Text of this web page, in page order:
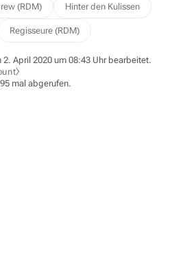
(RDM) Hinter den Kulissen
Regisseure (RDM)
April 2020 um 08:43 Uhr bearbeitet.
mal abgerufen.